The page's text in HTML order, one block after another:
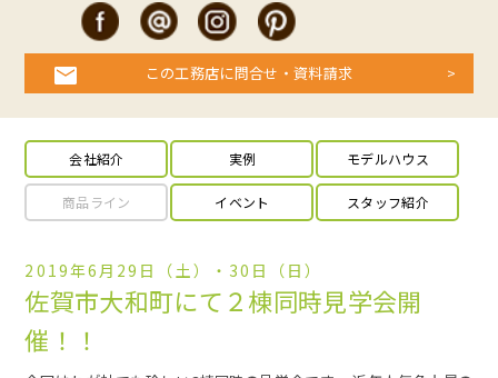
この工務店に問合せ・資料請求
会社紹介 実例 モデルハウス
商品ライン イベント スタッフ紹介
2019年6月29日（土）・30日（日）
佐賀市大和町にて２棟同時見学会開
催！！